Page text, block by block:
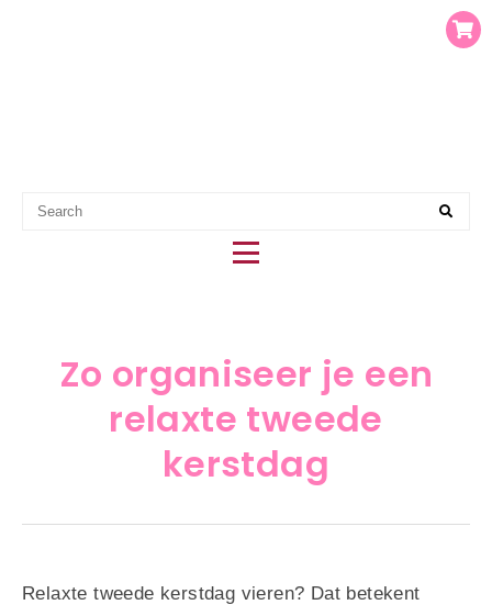
EERSTE HULP BIJ PARTY
PLANNING
Zo organiseer je een
relaxte tweede
kerstdag
Relaxte tweede kerstdag vieren? Dat betekent